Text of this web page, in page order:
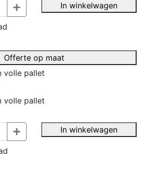
In winkelwagen
Offerte op maat
volle pallet
volle pallet
In winkelwagen